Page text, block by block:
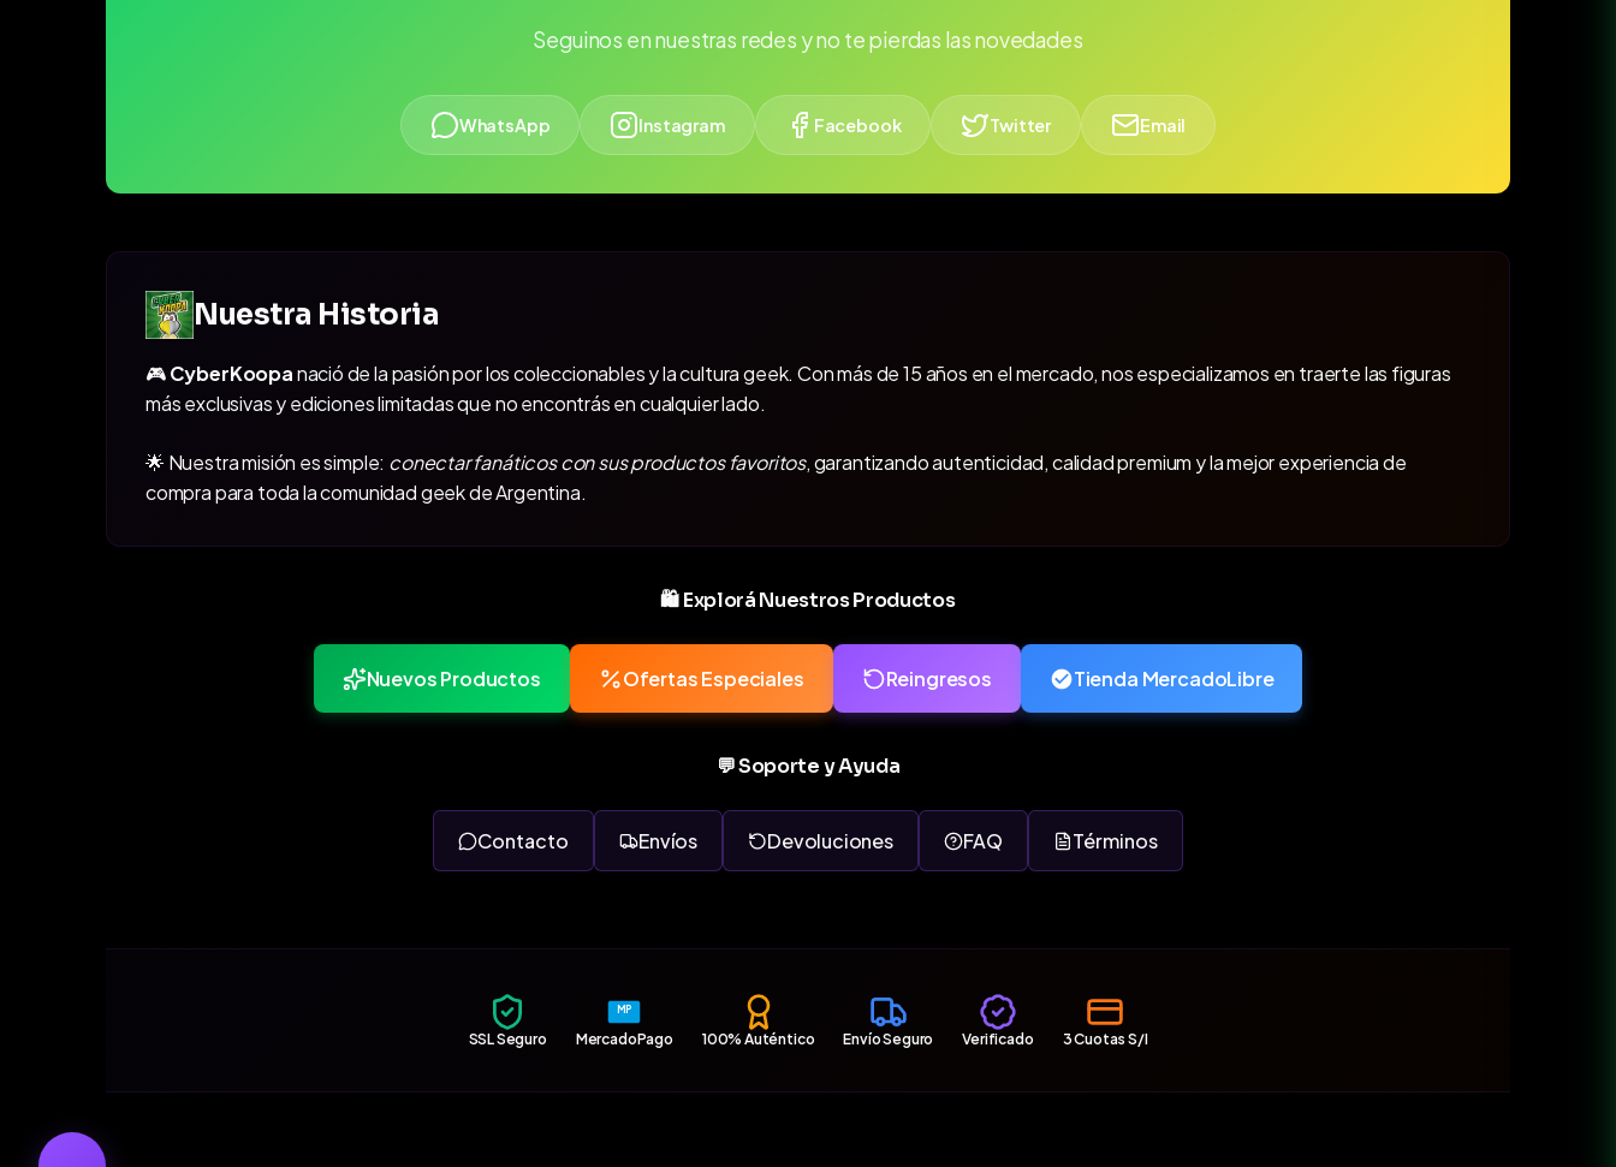
Seguinos en nuestras redes y no te pierdas las novedades
WhatsApp Instagram Facebook Twitter Email
Nuestra Historia
🎮CyberKoopanació de la pasión por los coleccionables y la cultura geek. Con más de 15 años en el mercado, nos especializamos en traerte las figuras
más exclusivas y ediciones limitadas que no encontrás en cualquier lado.
🌟 Nuestra misión es simple: conectar fanáticos con sus productos favoritos, garantizando autenticidad, calidad premium y la mejor experiencia de
compra para toda la comunidad geek de Argentina.
🛍️ Explorá Nuestros Productos
Nuevos Productos Ofertas Especiales Reingresos Tienda MercadoLibre
💬 Soporte y Ayuda
Contacto Envíos Devoluciones FAQ Términos
SSL Seguro
MP
MercadoPago 100% Auténtico Envío Seguro Verificado 3 Cuotas S/I